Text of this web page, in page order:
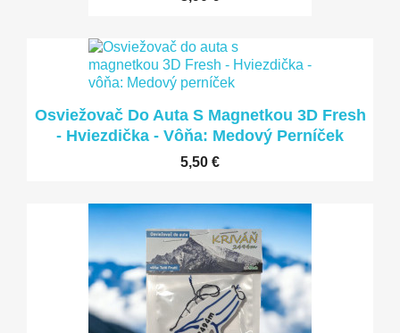
LEN ONLINE
Osviežovač Do Auta S Magnetkou 3D Fresh
- Hviezdička - Vôňa: Medový Perníček
5,50 €
LEN ONLINE